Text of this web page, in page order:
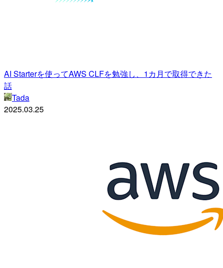
AI Starterを使ってAWS CLFを勉強し、1カ月で取得できた
話
Tada
2025.03.25